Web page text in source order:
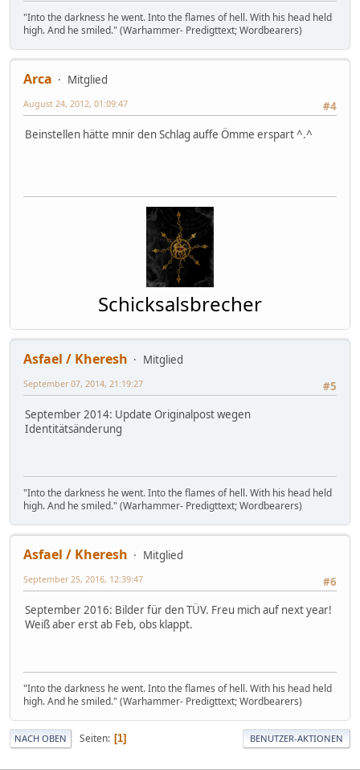
"Into the darkness he went. Into the flames of hell. With his head held
high. And he smiled." (Warhammer- Predigttext; Wordbearers)
Arca
Mitglied
#4
August 24, 2012, 01:09:47
Beinstellen hätte mnir den Schlag auffe Ömme erspart ^.^
Schicksalsbrecher
Asfael / Kheresh
Mitglied
#5
September 07, 2014, 21:19:27
September 2014: Update Originalpost wegen
Identitätsänderung
"Into the darkness he went. Into the flames of hell. With his head held
high. And he smiled." (Warhammer- Predigttext; Wordbearers)
Asfael / Kheresh
Mitglied
#6
September 25, 2016, 12:39:47
September 2016: Bilder für den TÜV. Freu mich auf next year!
Weiß aber erst ab Feb, obs klappt.
"Into the darkness he went. Into the flames of hell. With his head held
high. And he smiled." (Warhammer- Predigttext; Wordbearers)
NACH OBEN Seiten 1 BENUTZER-AKTIONEN